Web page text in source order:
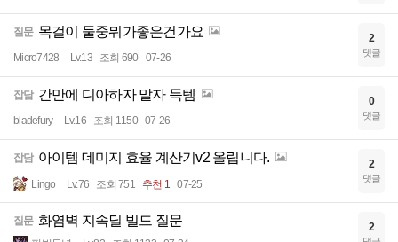
질문 목걸이 둘중뭐가좋은건가요
Micro7428 Lv.13 조회 690 07-26
2
댓글
잡담 간만에 디아하자 말자 득템
bladefury Lv.16 조회 1150 07-26
0
댓글
잡담 아이템 데미지 효율 계산기v2 올립니다.
Lingo Lv.76 조회 751 추천 1 07-25
2
댓글
질문 화염벽 지속딜 빌드 질문 2